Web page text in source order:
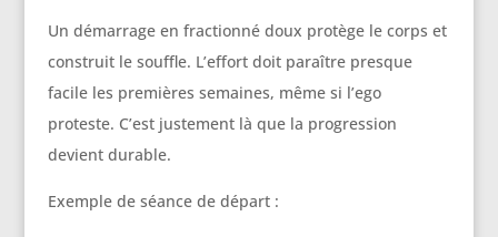
Un démarrage en fractionné doux protège le corps et
construit le souffle. L’effort doit paraître presque
facile les premières semaines, même si l’ego
proteste. C’est justement là que la progression
devient durable.
Exemple de séance de départ :